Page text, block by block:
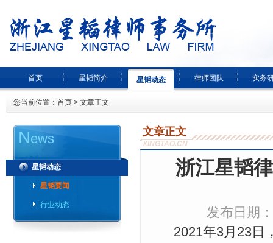
首页 星韬简介 星韬动态 律师团队 实务
您当前位置： 首页 > 文章正文
News
星韬动态
星韬要闻
行业动态
文章正文
XINGTAO.CN
浙江星韬
发布日期
2021年3月23日